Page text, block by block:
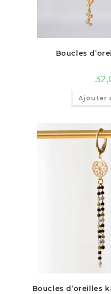
Boucles
Ajouter
Boucles d’oreilles